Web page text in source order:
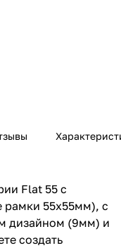
Flat 55 с
рамки 55х55мм), с
дизайном (9мм) и
создать